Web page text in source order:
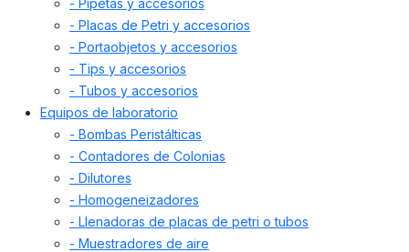
- Placas de Petri y accesorios
- Portaobjetos y accesorios
- Tips y accesorios
- Tubos y accesorios
Equipos de laboratorio
- Bombas Peristálticas
- Contadores de Colonias
- Dilutores
- Homogeneizadores
- Llenadoras de placas de petri o tubos
- Muestradores de aire